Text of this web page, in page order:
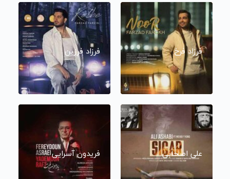
فرزاد فرخ فرزاد فرزین
علی اصحابی فریدون آسرایی